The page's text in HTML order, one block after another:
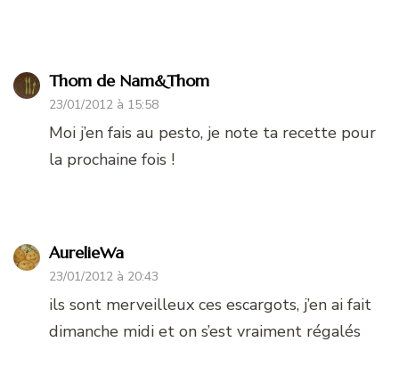
Thom de Nam&Thom
23/01/2012 à 15:58
Moi j’en fais au pesto, je note ta recette pour
la prochaine fois !
AurelieWa
23/01/2012 à 20:43
ils sont merveilleux ces escargots, j’en ai fait
dimanche midi et on s’est vraiment régalés